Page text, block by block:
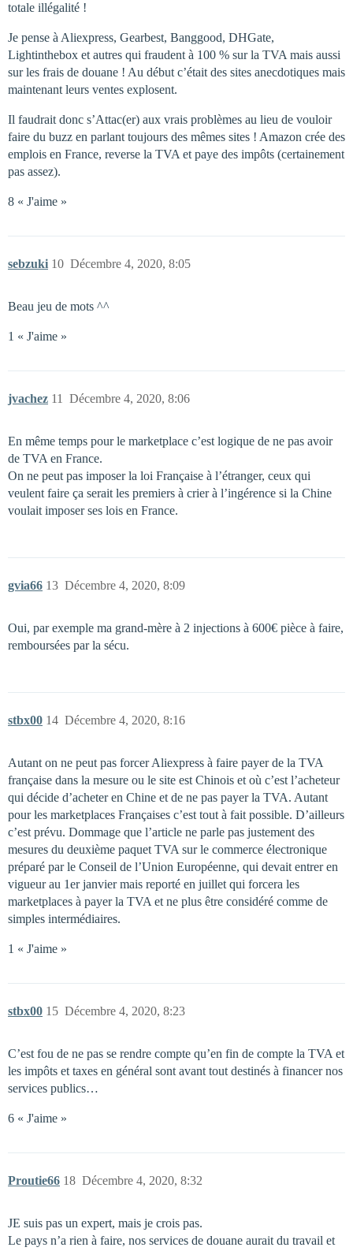
totale illégalité !
Je pense à Aliexpress, Gearbest, Banggood, DHGate,
Lightinthebox et autres qui fraudent à 100 % sur la TVA mais aussi
sur les frais de douane ! Au début c’était des sites anecdotiques mais
maintenant leurs ventes explosent.
Il faudrait donc s’Attac(er) aux vrais problèmes au lieu de vouloir
faire du buzz en parlant toujours des mêmes sites ! Amazon crée des
emplois en France, reverse la TVA et paye des impôts (certainement
pas assez).
8 « J'aime »
sebzuki Décembre 4, 2020, 8:05
10
Beau jeu de mots ^^
1 « J'aime »
jvachez Décembre 4, 2020, 8:06
11
En même temps pour le marketplace c’est logique de ne pas avoir
de TVA en France.
On ne peut pas imposer la loi Française à l’étranger, ceux qui
veulent faire ça serait les premiers à crier à l’ingérence si la Chine
voulait imposer ses lois en France.
gvia66 Décembre 4, 2020, 8:09
13
Oui, par exemple ma grand-mère à 2 injections à 600€ pièce à faire,
remboursées par la sécu.
stbx00 Décembre 4, 2020, 8:16
14
Autant on ne peut pas forcer Aliexpress à faire payer de la TVA
française dans la mesure ou le site est Chinois et où c’est l’acheteur
qui décide d’acheter en Chine et de ne pas payer la TVA. Autant
pour les marketplaces Françaises c’est tout à fait possible. D’ailleurs
c’est prévu. Dommage que l’article ne parle pas justement des
mesures du deuxième paquet TVA sur le commerce électronique
préparé par le Conseil de l’Union Européenne, qui devait entrer en
vigueur au 1er janvier mais reporté en juillet qui forcera les
marketplaces à payer la TVA et ne plus être considéré comme de
simples intermédiaires.
1 « J'aime »
stbx00 Décembre 4, 2020, 8:23
15
C’est fou de ne pas se rendre compte qu’en fin de compte la TVA et
les impôts et taxes en général sont avant tout destinés à financer nos
services publics…
6 « J'aime »
Proutie66 Décembre 4, 2020, 8:32
18
JE suis pas un expert, mais je crois pas.
Le pays n’a rien à faire, nos services de douane aurait du travail et